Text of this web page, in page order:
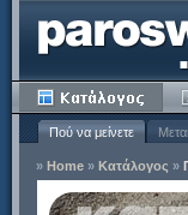
Πού να μείνετε
» Home » Κατάλογος »